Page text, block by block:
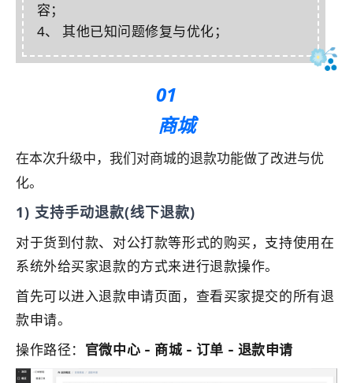
容；
4、 其他已知问题修复与优化；
01
商城
在本次升级中，我们对商城的退款功能做了改进与优
化。
1) 支持手动退款(线下退款)
对于货到付款、对公打款等形式的购买，支持使用在
系统外给买家退款的方式来进行退款操作。
首先可以进入退款申请页面，查看买家提交的所有退
款申请。
操作路径： 官微中心 - 商城 - 订单 - 退款申请